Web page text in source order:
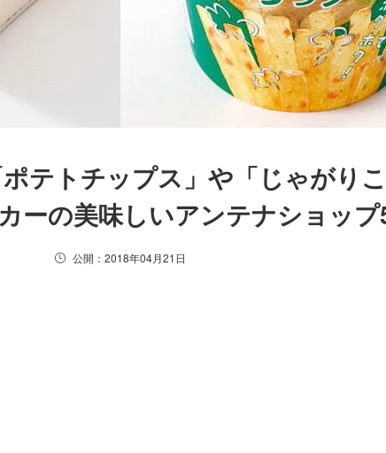
テトチップス」や「じゃがりこ
ーの美味しいアンテナショッ
公開：2018年04月21日